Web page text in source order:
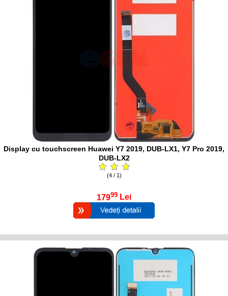
Display cu touchscreen Huawei Y7 2019, DUB-LX1, Y7 Pro 2019,
DUB-LX2
(4 / 1)
17999 Lei